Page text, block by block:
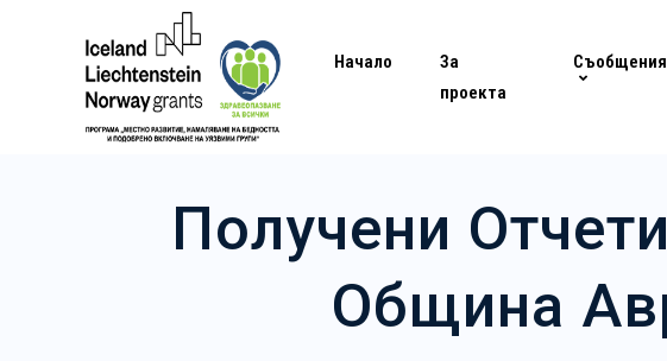
Начало
За
проекта
Съобщения
Получени
Община